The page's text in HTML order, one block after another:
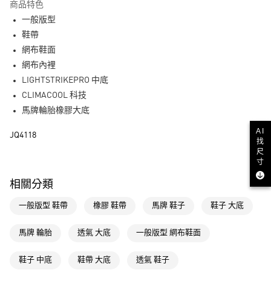
LINE Pay
全家取貨付款
萊爾富取貨付款
每筆NT$80，滿NT$1,500(含以上)免運費
7-11取貨付款
商品特色
一般版型
鞋帶
網布鞋面
網布內裡
LIGHTSTRIKEPRO 中底
CLIMACOOL 科技
馬牌輪胎橡膠大底
JQ4118
相關分類
一般版型 鞋帶 橡膠 鞋帶 馬牌 鞋子 鞋子 大底
馬牌 輪胎 透氣 大底 一般版型 網布鞋面
鞋子 中底 鞋帶 大底 透氣 鞋子
AI
找
尺
寸